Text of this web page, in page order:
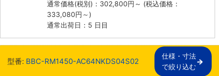
通常価格(税別)： 302,800円 ～ (税込価格：
333,080円 ～)
通常出荷日：5 日目
型番: BBC-RM1450-AC64NKDS04S02
仕様・寸法
で絞り込む